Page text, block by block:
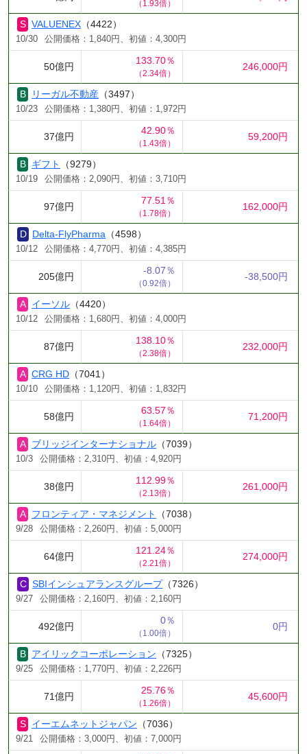
（1.93倍）
VALUENEX （4422）
10/30 公開価格：1,840円、初値：4,300円
50億円
133.70％
（2.34倍）
246,000円
リーガル不動産 （3497）
10/23 公開価格：1,380円、初値：1,972円
37億円
42.90％
（1.43倍）
59,200円
ギフト （9279）
10/19 公開価格：2,090円、初値：3,710円
97億円
77.51％
（1.78倍）
162,000円
Delta-FlyPharma （4598）
10/12 公開価格：4,770円、初値：4,385円
205億円
-8.07％
（0.92倍）
-38,500円
イーソル （4420）
10/12 公開価格：1,680円、初値：4,000円
87億円
138.10％
（2.38倍）
232,000円
CRG HD （7041）
10/10 公開価格：1,120円、初値：1,832円
58億円
63.57％
（1.64倍）
71,200円
ブリッジインターナショナル （7039）
10/3 公開価格：2,310円、初値：4,920円
38億円
112.99％
（2.13倍）
261,000円
フロンティア・マネジメント （7038）
9/28 公開価格：2,260円、初値：5,000円
64億円
121.24％
（2.21倍）
274,000円
SBIインシュアランスグループ（7326）
9/27 公開価格：2,160円、初値：2,160円
492億円
0％
（1.00倍）
0円
アイリックコーポレーション （7325）
9/25 公開価格：1,770円、初値：2,226円
71億円
25.76％
（1.26倍）
45,600円
イーエムネットジャパン （7036）
9/21 公開価格：3,000円、初値：7,000円